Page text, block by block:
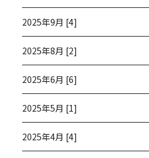
2025年9月 [4]
2025年8月 [2]
2025年6月 [6]
2025年5月 [1]
2025年4月 [4]